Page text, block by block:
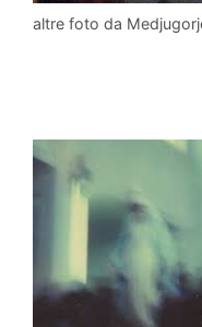
altre foto da